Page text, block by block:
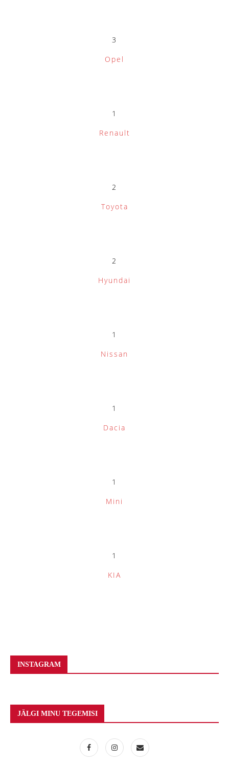
3
Opel
1
Renault
2
Toyota
2
Hyundai
1
Nissan
1
Dacia
1
Mini
1
KIA
INSTAGRAM
JÄLGI MINU TEGEMISI